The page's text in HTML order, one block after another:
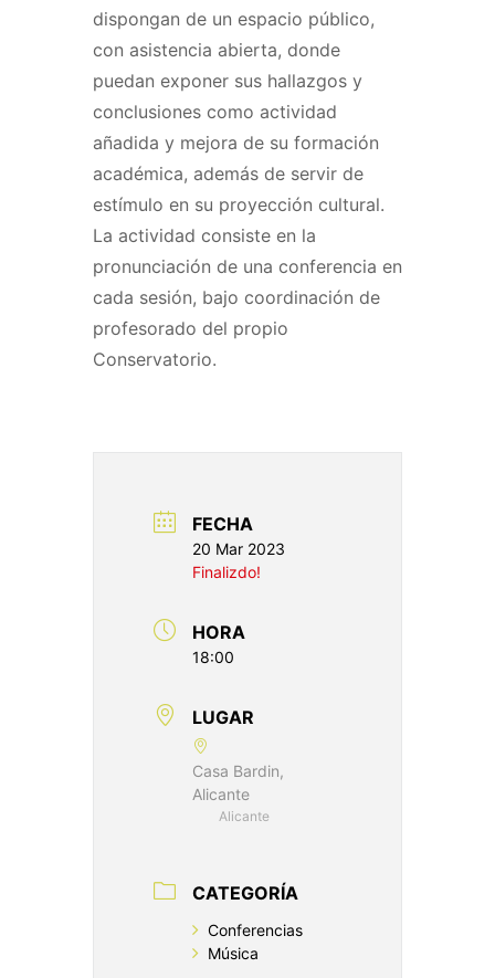
dispongan de un espacio público,
con asistencia abierta, donde
puedan exponer sus hallazgos y
conclusiones como actividad
añadida y mejora de su formación
académica, además de servir de
estímulo en su proyección cultural.
La actividad consiste en la
pronunciación de una conferencia en
cada sesión, bajo coordinación de
profesorado del propio
Conservatorio.
FECHA
20 Mar 2023
Finalizdo!
HORA
18:00
LUGAR
Casa Bardin,
Alicante
Alicante
CATEGORÍA
Conferencias
Música